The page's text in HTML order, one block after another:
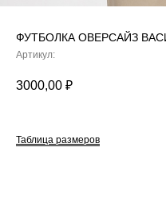
ФУТБОЛКА ОВЕРСАЙЗ
Артикул:
3000,00 ₽
Таблица размеров